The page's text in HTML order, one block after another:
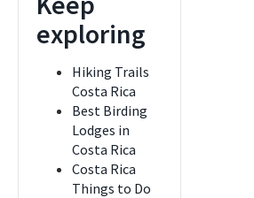
exploring
Hiking Trails
Costa Rica
Best Birding
Lodges in
Costa Rica
Costa Rica
Things to Do